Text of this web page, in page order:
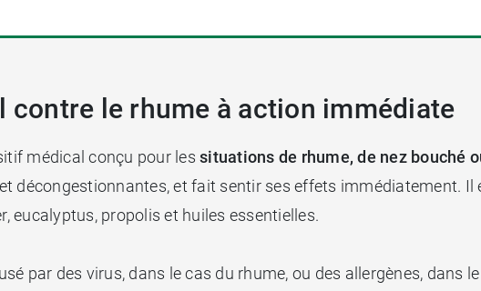
contre le rhume à action immédiate
médical conçu pour les situations de rhume, de nez bouché
décongestionnantes, et fait sentir ses effets immédiatement. Il
eucalyptus, propolis et huiles essentielles.
par des virus, dans le cas du rhume, ou des allergènes, dans